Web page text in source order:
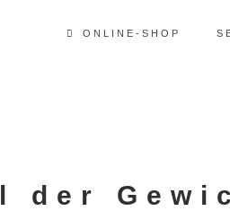
ONLINE-SHOP
der